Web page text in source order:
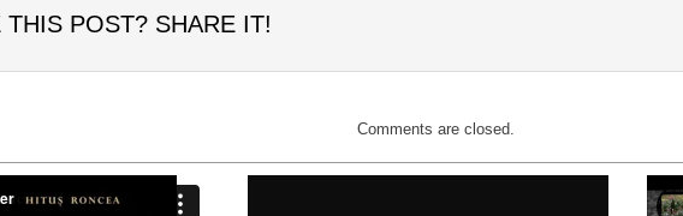
THIS POST? SHARE IT!
Comments are closed.